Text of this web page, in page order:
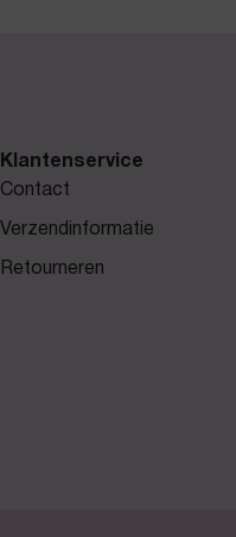
Klantenservice
Contact
Verzendinformatie
Retourneren